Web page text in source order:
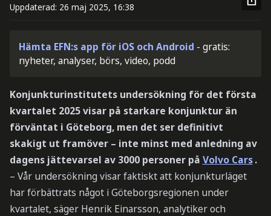
Uppdaterad: 26 maj 2025, 16:38
Hämta EFN:s app för iOS och Android - gratis:
nyheter, analyser, börs, video, podd
Konjunkturinstitutets undersökning för det första
kvartalet 2025 visar på starkare konjunktur än
förväntat i Göteborg, men det ser definitivt
skakigt ut framöver – inte minst med anledning av
dagens jättevarsel av 3000 personer på Volvo Cars .
– Vår undersökning visar faktiskt att konjunkturläget
har förbättrats något i Göteborgsregionen under
kvartalet, säger Henrik Einarsson, analytiker och